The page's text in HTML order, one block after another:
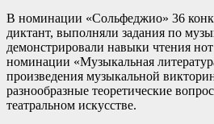
В номинации «Сольфеджио» 36
диктант, выполняли задания по
демонстрировали навыки чтения
номинации «Музыкальная
произведения музыкальной
разнообразные теоретические
театральном искусстве.